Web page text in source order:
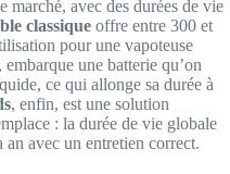
marché, avec des durées de vie
classique offre entre 300 et
pour une vapoteuse
embarque une batterie qu’on
ce qui allonge sa durée à
, enfin, est une solution
: la durée de vie globale
avec un entretien correct.